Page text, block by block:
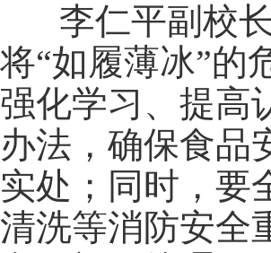
李仁平副校长
将“如履薄冰”的
强化学习、提高
办法，确保食品
实处；同时，要
清洗等消防安全